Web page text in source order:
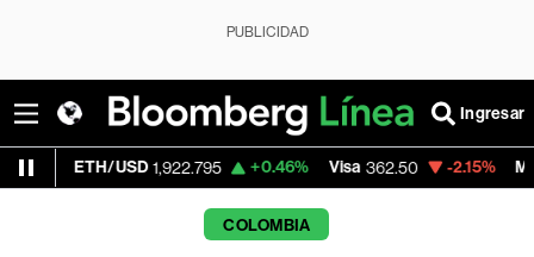
PUBLICIDAD
Ingresar
1,922.795 +0.46% Visa 362.50 -2.15% MercadoLibre
COLOMBIA